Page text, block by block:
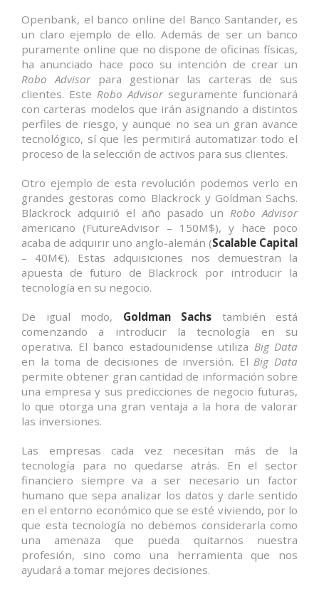
o
c
o
r
e
n
t
a
b
i
i
d
a
e
s
p
o
t
i
v
a
s
e
n
l
a
y
o
r
í
a
d
e
s
u
Openbank, el banco online del Banco Santander, es
un claro ejemplo de ello. Además de ser un banco
puramente online que no dispone de oficinas físicas,
ha anunciado hace poco su intención de crear un
Robo Advisorpara gestionar las carteras de sus
clientes. Este Robo Advisorseguramente funcionará
con carteras modelos que irán asignando a distintos
perfiles de riesgo, y aunque no sea un gran avance
tecnológico, sí que les permitirá automatizar todo el
proceso de la selección de activos para sus clientes.
Otro ejemplo de esta revolución podemos verlo en
grandes gestoras como Blackrock y Goldman Sachs.
Blackrock adquirió el año pasado unRobo Advisor
americano (FutureAdvisor – 150M$), y hace poco
acaba de adquirir uno anglo-alemán (Scalable Capital
– 40M€). Estas adquisiciones nos demuestran la
apuesta de futuro de Blackrock por introducir la
tecnología en su negocio.
De igual modo, Goldman Sachs también está
comenzando a introducir la tecnología en su
operativa. El banco estadounidense utiliza Big Data
en la toma de decisiones de inversión. ElBig Data
permite obtener gran cantidad de información sobre
una empresa y sus predicciones de negocio futuras,
lo que otorga una gran ventaja a la hora de valorar
las inversiones.
Las empresas cada vez necesitan más de la
tecnología para no quedarse atrás. En el sector
financiero siempre va a ser necesario un factor
humano que sepa analizar los datos y darle sentido
en el entorno económico que se esté viviendo, por lo
que esta tecnología no debemos considerarla como
una amenaza que pueda quitarnos nuestra
profesión, sino como una herramienta que nos
ayudará a tomar mejores decisiones.